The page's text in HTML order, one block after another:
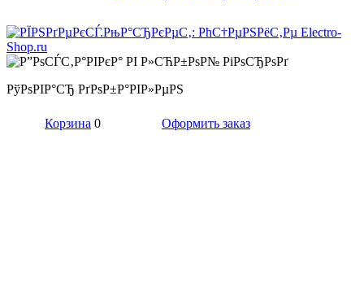
РўРѕРІР°СЂ РґРѕР±Р°РІР»РµРЅ
Корзина 0 Оформить заказ